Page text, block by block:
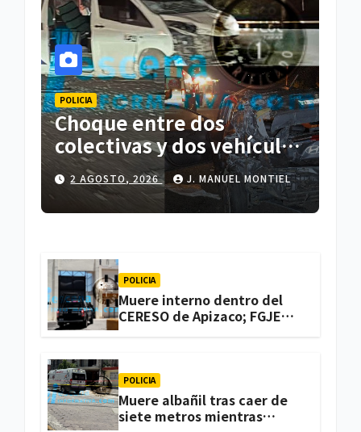
POLICIA
Choque entre dos
colectivas y dos vehículos
deja cinco personas
lesionadas en Atlihuetzia
2 AGOSTO, 2026 J. MANUEL MONTIEL
POLICIA
Muere interno dentro del
CERESO de Apizaco; FGJE
POLICIA
Muere albañil tras caer de
siete metros mientras